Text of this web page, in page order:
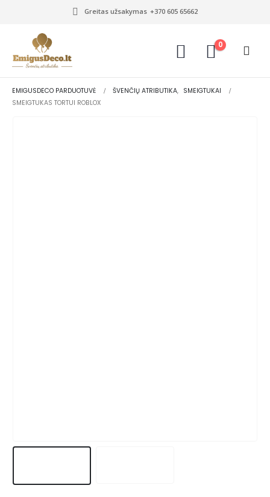
Greitas užsakymas +370 605 65662
0
EMIGUSDECO PARDUOTUVĖ ŠVENČIŲ ATRIBUTIKA, SMEIGTUKAI
SMEIGTUKAS TORTUI ROBLOX